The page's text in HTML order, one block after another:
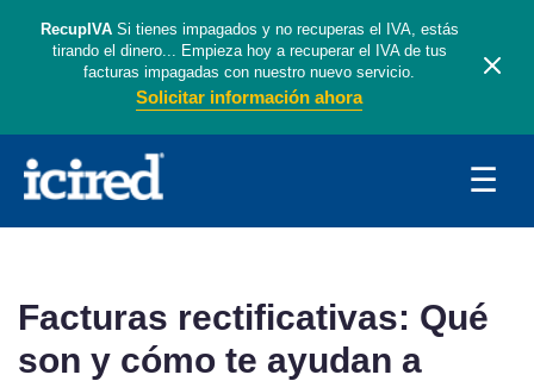
RecupIVASi tienes impagados y no recuperas el IVA, estás
tirando el dinero... Empieza hoy a recuperar el IVA de tus
facturas impagadas con nuestro nuevo servicio.
Solicitar información ahora
☰
Facturas rectificativas: Qué
son y cómo te ayudan a